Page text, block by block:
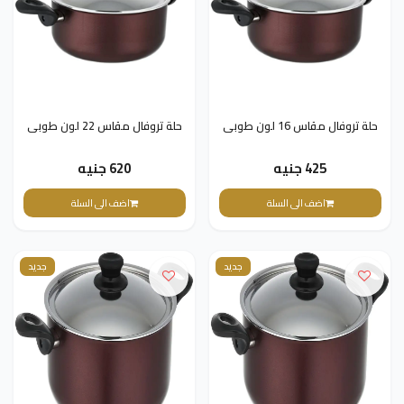
حلة تروفال مقاس 16 لون طوبى
425 جنيه
اضف الى السلة
حلة تروفال مقاس 22 لون طوبى
620 جنيه
اضف الى السلة
جديد جديد